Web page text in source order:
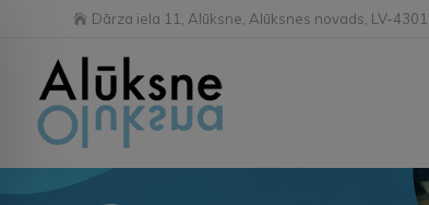
Dārza iela 11, Alūksne, Alūksnes novads, LV-4301